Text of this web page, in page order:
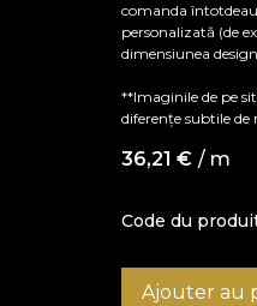
comanda
personalizată (de
dimensiunea
**Imaginile de pe
diferențe subtile de
36,21€ / m
Code du
Ajouter au